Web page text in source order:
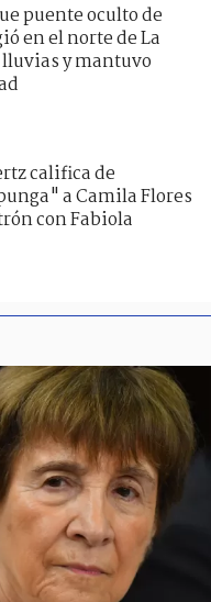
puente oculto de
en el norte de La
y mantuvo
califica de
a Camila Flores
con Fabiola